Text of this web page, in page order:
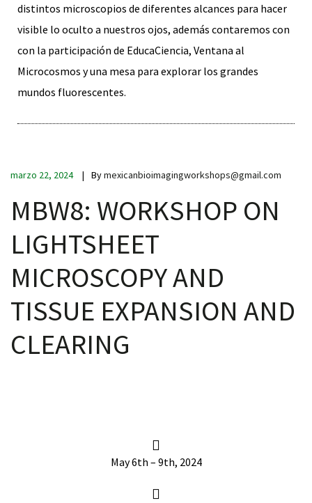
distintos microscopios de diferentes alcances para hacer
visible lo oculto a nuestros ojos, además contaremos con
con la participación de EducaCiencia, Ventana al
Microcosmos y una mesa para explorar los grandes
mundos fluorescentes.
marzo 22, 2024 Bymexicanbioimagingworkshops@gmail.com
MBW8: WORKSHOP ON
LIGHTSHEET
MICROSCOPY AND
TISSUE EXPANSION AND
CLEARING
May 6th – 9th, 2024